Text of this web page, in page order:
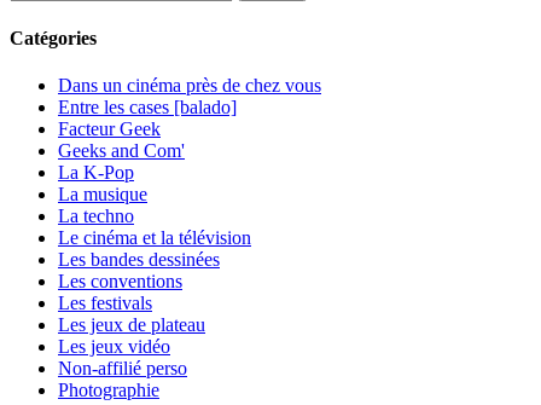
Catégories
Dans un cinéma près de chez vous
Entre les cases [balado]
Facteur Geek
Geeks and Com'
La K-Pop
La musique
La techno
Le cinéma et la télévision
Les bandes dessinées
Les conventions
Les festivals
Les jeux de plateau
Les jeux vidéo
Non-affilié perso
Photographie